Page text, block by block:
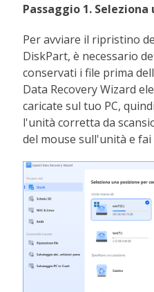
Passaggio 1.
Per avviare il ripristino
DiskPart, è necessario
conservati i file prima
Data Recovery Wizard
caricate sul tuo PC,
l'unità corretta da
del mouse sull'unità e fai